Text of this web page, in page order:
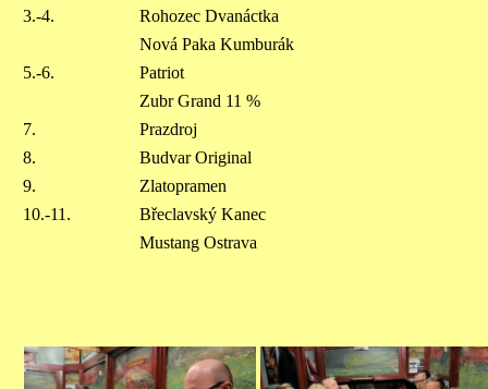
3.-4.
Rohozec Dvanáctka
Nová Paka Kumburák
5.-6.
Patriot
Zubr Grand 11 %
7.
Prazdroj
8.
Budvar Original
9.
Zlatopramen
10.-11.
Břeclavský Kanec
Mustang Ostrava